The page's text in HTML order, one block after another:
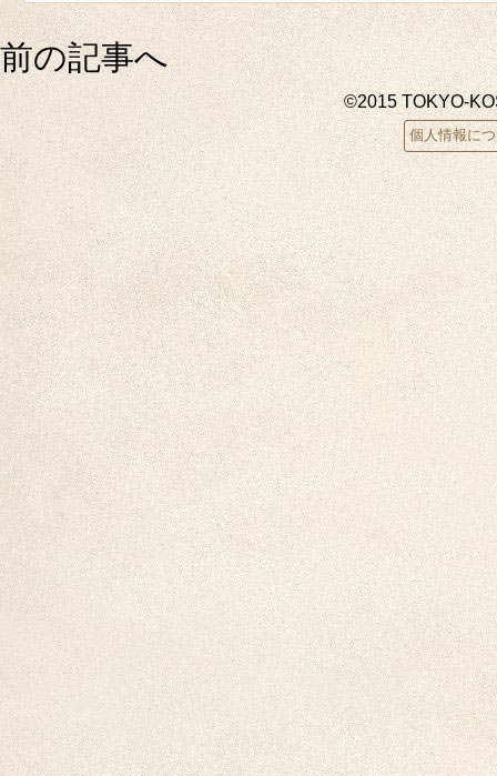
前の記事へ
©2015 TOKYO-
個人情報に